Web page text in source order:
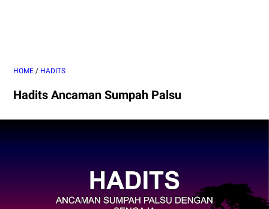
HOME / HADITS
Hadits Ancaman Sumpah Palsu